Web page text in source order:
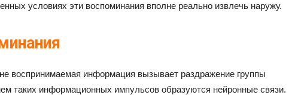
условиях эти воспоминания вполне реально извлечь наружу.
воспринимаемая информация вызывает раздражение группы
таких информационных импульсов образуются нейронные связи.